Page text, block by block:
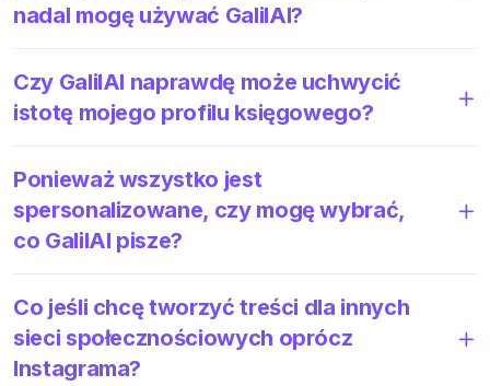
nadal mogę używać GalilAI?
Czy GalilAI naprawdę może uchwycić
istotę mojego profilu księgowego?
Ponieważ wszystko jest
spersonalizowane, czy mogę wybrać,
co GalilAI pisze?
Co jeśli chcę tworzyć treści dla innych
sieci społecznościowych oprócz
Instagrama?